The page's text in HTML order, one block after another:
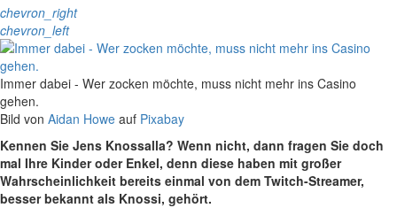
chevron_right
chevron_left
Immer dabei - Wer zocken möchte, muss nicht mehr ins Casino
gehen.
Bild von Aidan Howe auf Pixabay
Kennen Sie Jens Knossalla? Wenn nicht, dann fragen Sie doch
mal Ihre Kinder oder Enkel, denn diese haben mit großer
Wahrscheinlichkeit bereits einmal von dem Twitch-Streamer,
besser bekannt als Knossi, gehört.